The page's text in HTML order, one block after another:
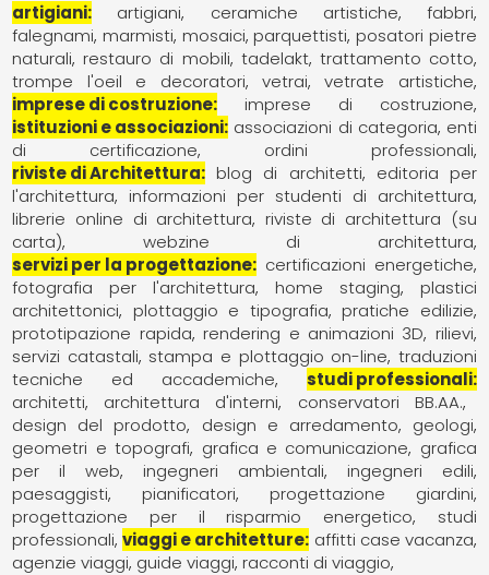
artigiani artigiani ceramiche artistiche
fabbri
falegnami marmisti mosaici parquettisti posatori pietre
naturali restauro di mobili tadelakt trattamento cotto
trompe l'oeil e decoratori
vetrai
vetrate artistiche
imprese di costruzione
imprese di costruzione
istituzioni e associazioni associazioni di categoria enti
di certificazione
ordini professionali
riviste di Architettura
blog di architetti
editoria per
l'architettura
informazioni per studenti di architettura
librerie online di architettura riviste di architettura (su
carta)
webzine di architettura
servizi per la progettazione
certificazioni energetiche
fotografia per l'architettura
home staging
plastici
architettonici
plottaggio e tipografia
pratiche edilizie
prototipazione rapida rendering e animazioni 3D rilievi
servizi catastali stampa e plottaggio on-line traduzioni
tecniche ed accademiche
studi professionali
architetti
architettura d'interni
conservatori BB.AA.
design del prodotto
design e arredamento
geologi
geometri e topografi grafica e comunicazione grafica
per il web
ingegneri ambientali
ingegneri edili
paesaggisti
pianificatori
progettazione giardini
progettazione per il risparmio energetico
studi
professionali viaggi e architetture affitti case vacanza
agenzie viaggi guide viaggi racconti di viaggio